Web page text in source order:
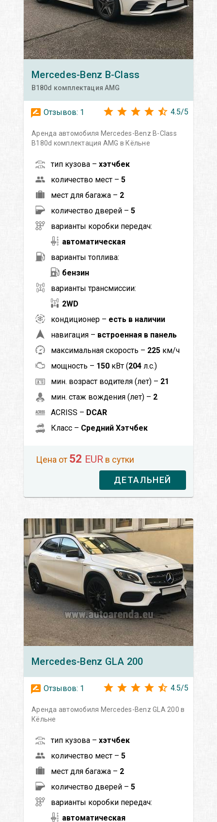
Mercedes-Benz B-Class
B180d комплектация AMG
Отзывов: 1 4.5/5
Аренда автомобиля Mercedes-Benz B-Class
B180d комплектация AMG в Кёльне
тип кузова – хэтчбек
количество мест – 5
мест для багажа – 2
количество дверей – 5
варианты коробки передач:
автоматическая
варианты топлива:
бензин
варианты трансмиссии:
2WD
кондиционер – есть в наличии
навигация – встроенная в панель
максимальная скорость – 225 км/ч
мощность – 150 кВт (204 л.с.)
мин. возраст водителя (лет) – 21
мин. стаж вождения (лет) – 2
ACRISS – DCAR
Класс – Средний Хэтчбек
Цена от 52 EUR в сутки
ДЕТАЛЬНЕЙ
Mercedes-Benz GLA 200
Отзывов: 1 4.5/5
Аренда автомобиля Mercedes-Benz GLA 200 в
Кёльне
тип кузова – хэтчбек
количество мест – 5
мест для багажа – 2
количество дверей – 5
варианты коробки передач:
автоматическая